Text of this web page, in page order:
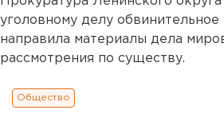
уголовному делу обвинительное
направила материалы дела
рассмотрения по существу.
Общество